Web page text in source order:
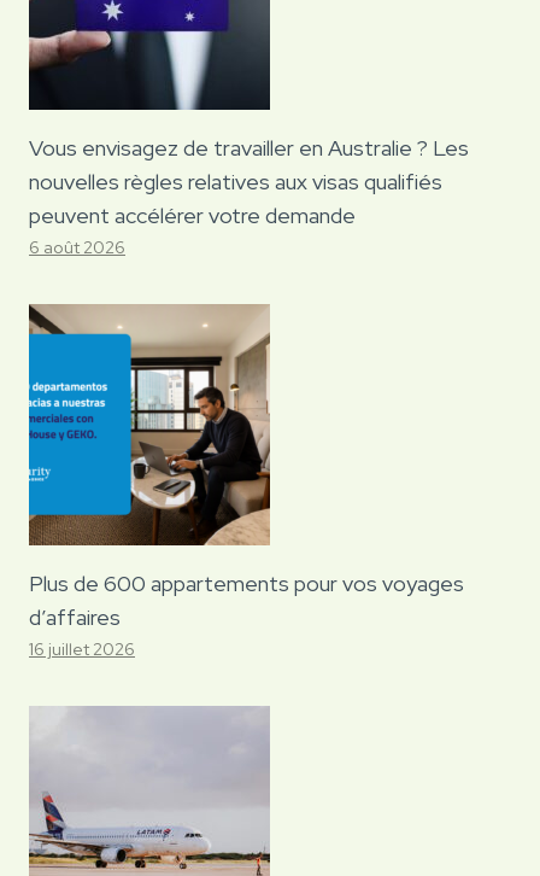
Vous envisagez de travailler en Australie ? Les
nouvelles règles relatives aux visas qualifiés
peuvent accélérer votre demande
6 août 2026
Plus de 600 appartements pour vos voyages
d’affaires
16 juillet 2026